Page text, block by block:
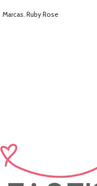
Marcas, Ruby Rose